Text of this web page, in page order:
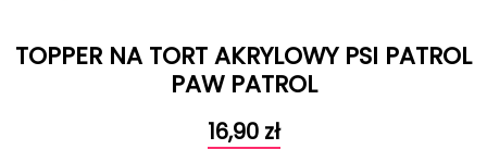
TOPPER NA TORT AKRYLOWY PSI PATROL
PAW PATROL
16,90 zł